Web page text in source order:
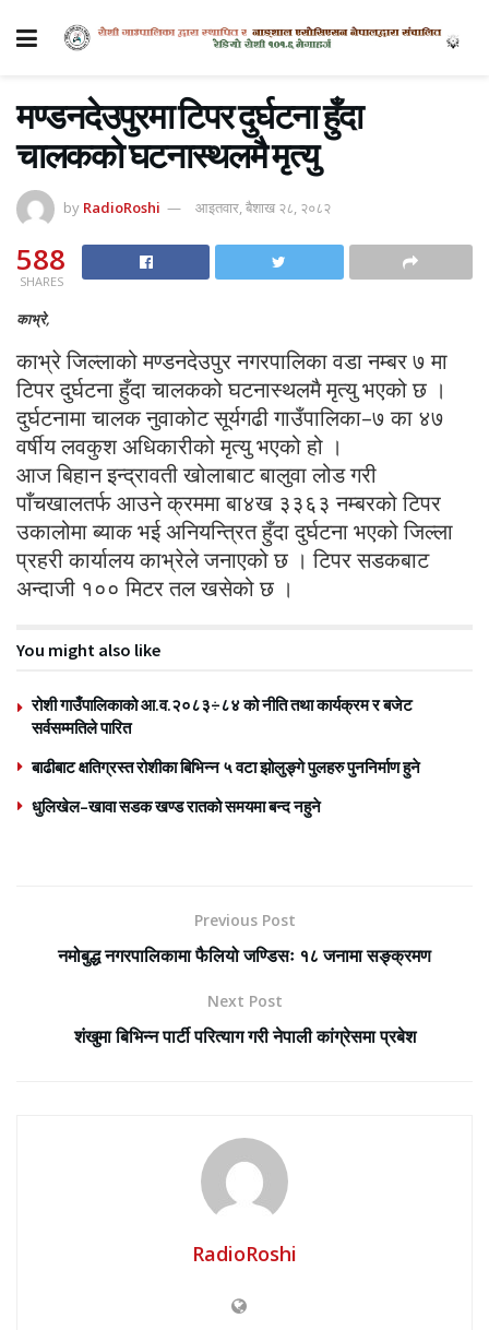
मण्डनदेउपुरमा टिपर दुर्घटना हुँदा
चालकको घटनास्थलमै मृत्यु
by RadioRoshi आइतवार, बैशाख २८, २०८२
588
SHARES
काभ्रे,
काभ्रे जिल्लाको मण्डनदेउपुर नगरपालिका वडा नम्बर ७ मा
टिपर दुर्घटना हुँदा चालकको घटनास्थलमै मृत्यु भएको छ ।
दुर्घटनामा चालक नुवाकोट सूर्यगढी गाउँपालिका–७ का ४७
वर्षीय लवकुश अधिकारीको मृत्यु भएको हो ।
आज बिहान इन्द्रावती खोलाबाट बालुवा लोड गरी
पाँचखालतर्फ आउने क्रममा बा४ख ३३६३ नम्बरको टिपर
उकालोमा ब्याक भई अनियन्त्रित हुँदा दुर्घटना भएको जिल्ला
प्रहरी कार्यालय काभ्रेले जनाएको छ । टिपर सडकबाट
अन्दाजी १०० मिटर तल खसेको छ ।
You might also like
रोशी गाउँपालिकाको आ.व.२०८३÷८४ को नीति तथा कार्यक्रम र बजेट
सर्वसम्मतिले पारित
बाढीबाट क्षतिग्रस्त रोशीका बिभिन्न ५ वटा झोलुङ्गे पुलहरु पुननिर्माण हुने
धुलिखेल–खावा सडक खण्ड रातको समयमा बन्द नहुने
Previous Post
नमोबुद्ध नगरपालिकामा फैलियो जण्डिसः १८ जनामा सङ्क्रमण
Next Post
शंखुमा बिभिन्न पार्टी परित्याग गरी नेपाली कांग्रेसमा प्रबेश
RadioRoshi